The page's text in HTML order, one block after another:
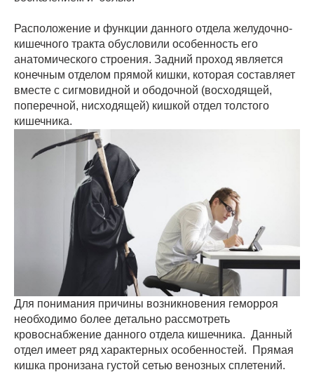
Расположение и функции данного отдела желудочно-
кишечного тракта обусловили особенность его
анатомического строения. Задний проход является
конечным отделом прямой кишки, которая составляет
вместе с сигмовидной и ободочной (восходящей,
поперечной, нисходящей) кишкой отдел толстого
кишечника.
Для понимания причины возникновения геморроя
необходимо более детально рассмотреть
кровоснабжение данного отдела кишечника. Данный
отдел имеет ряд характерных особенностей. Прямая
кишка пронизана густой сетью венозных сплетений.